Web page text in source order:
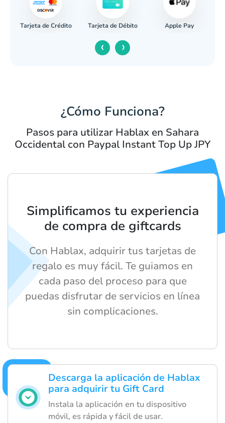
Tarjeta de Crédito Tarjeta de Débito Apple Pay
‹ ›
¿Cómo Funciona?
Pasos para utilizar Hablax en Sahara
Occidental con Paypal Instant Top Up JPY
Descarga la aplicación de Hablax
para adquirir tu Gift Card
Instala la aplicación en tu dispositivo
móvil, es rápida y fácil de usar.
Simplificamos tu experiencia
de compra de giftcards
Con Hablax, adquirir tus tarjetas de
regalo es muy fácil. Te guiamos en
cada paso del proceso para que
puedas disfrutar de servicios en línea
sin complicaciones.